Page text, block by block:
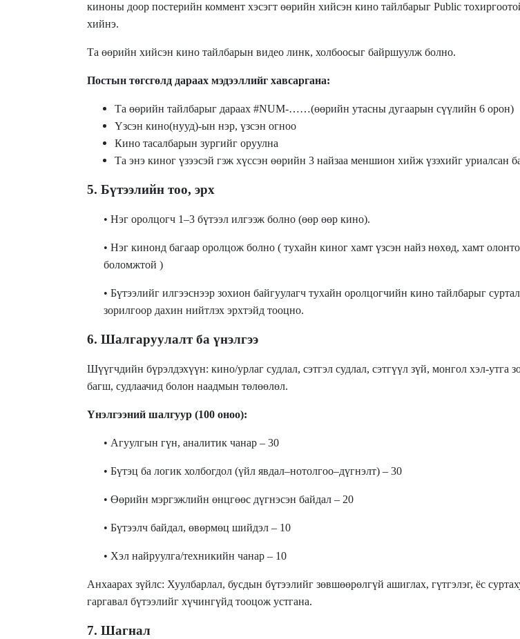
киноны доор постерийн коммент хэсэгт өөрийн хийсэн кино тайлбарыг Public
хийнэ.
Та өөрийн хийсэн кино тайлбарын видео линк, холбоосыг байршуулж болно.
Постын төгсгөлд дараах мэдээллийг хавсаргана:
Та өөрийн тайлбарыг дараах #NUM-……(өөрийн утасны дугаарын сүүлийн 6 орон)
Үзсэн кино(нууд)-ын нэр, үзсэн огноо
Кино тасалбарын зургийг оруулна
Та энэ киног үзээсэй гэж хүссэн өөрийн 3 найзаа меншион хийж үзэхийг уриалсан
5. Бүтээлийн тоо, эрх
• Нэг оролцогч 1–3 бүтээл илгээж болно (өөр өөр кино).
• Нэг кинонд багаар оролцож болно ( тухайн киног хамт үзсэн найз нөхөд, хамт
боломжтой )
• Бүтээлийг илгээснээр зохион байгуулагч тухайн оролцогчийн кино тайлбарыг
зорилгоор дахин нийтлэх эрхтэйд тооцно.
6. Шалгаруулалт ба үнэлгээ
Шүүгчдийн бүрэлдэхүүн: кино/урлаг судлал, сэтгэл судлал, сэтгүүл зүй, монгол хэл-утга
багш, судлаачид болон наадмын төлөөлөл.
Үнэлгээний шалгуур (100 оноо):
• Агуулгын гүн, аналитик чанар – 30
• Бүтэц ба логик холбогдол (үйл явдал–нотолгоо–дүгнэлт) – 30
• Өөрийн мэргэжлийн өнцгөөс дүгнэсэн байдал – 20
• Бүтээлч байдал, өвөрмөц шийдэл – 10
• Хэл найруулга/техникийн чанар – 10
Анхаарах зүйлс: Хуулбарлал, бусдын бүтээлийг зөвшөөрөлгүй ашиглах, гүтгэлэг, ёс
гаргавал бүтээлийг хүчингүйд тооцож устгана.
7. Шагнал